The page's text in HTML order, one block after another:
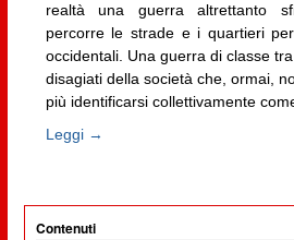
realtà una guerra altrettanto
percorre le strade e i quartieri
occidentali. Una guerra di classe
disagiati della società che, ormai,
più identificarsi collettivamente
Leggi →
Contenuti